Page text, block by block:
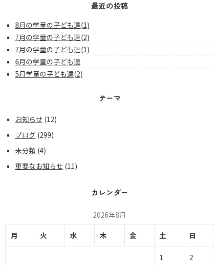
最近の投稿
8月の学童の子ども達(1)
7月の学童の子ども達(2)
7月の学童の子ども達(1)
6月の学童の子ども達
5月学童の子ども達(2)
テーマ
お知らせ (12)
ブログ(299)
未分類 (4)
重要なお知らせ (11)
カレンダー
2026年8月
月 火 水 木 金 土 日
1 2